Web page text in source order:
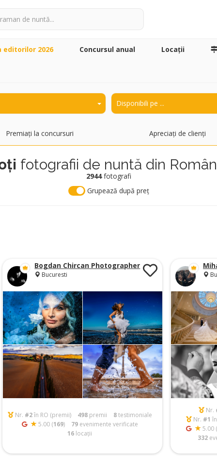
editorilor 2026 Concursul anual Locaţii
Premiați la concursuri Apreciați de clienți
fotografii de nuntă din
2944fotografi
Grupează după preț
Bogdan Chircan Photographer
Bucuresti
Nr. #2în RO (premii) 498premii 8testimoniale
5.00 (169) 79evenimente verificate
16 locații
Nr.
Nr. #1
5.00 (
332